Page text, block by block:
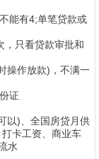
能有4;单笔贷款或
只看贷款审批和
操作放款)，不满一
证
以)、全国房贷月供
卡工资、商业车
水